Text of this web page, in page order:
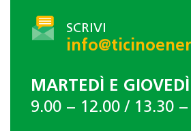
SCRIVI
MARTEDÌ E GIOVEDÌ
9.00 − 12.00 / 13.30